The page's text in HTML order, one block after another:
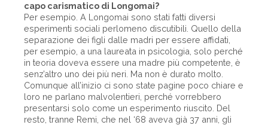
capo carismatico di Longomai?
Per esempio. A Longomai sono stati fatti diversi
esperimenti sociali perlomeno discutibili. Quello della
separazione dei figli dalle madri per essere affidati,
per esempio, a una laureata in psicologia, solo perché
in teoria doveva essere una madre più competente, è
senz’altro uno dei più neri. Ma non è durato molto.
Comunque all’inizio ci sono state pagine poco chiare e
loro ne parlano malvolentieri, perché vorrebbero
presentarsi solo come un esperimento riuscito. Del
resto, tranne Remi, che nel ‘68 aveva già 37 anni, gli